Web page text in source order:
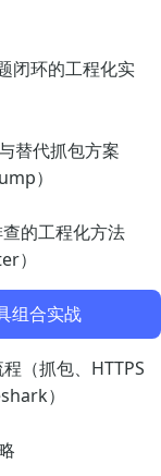
闭环的工程化实
替代抓包方案
）
的工程化方法
）
组合实战
（抓包、HTTPS
）